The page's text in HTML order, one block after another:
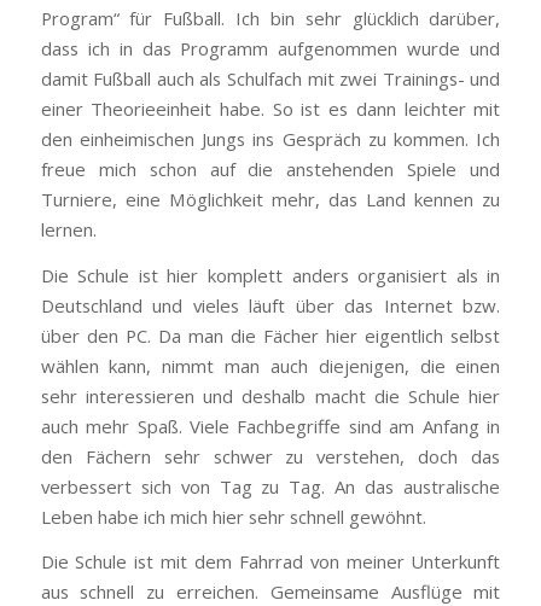
Program“ für Fußball. Ich bin sehr glücklich darüber,
dass ich in das Programm aufgenommen wurde und
damit Fußball auch als Schulfach mit zwei Trainings- und
einer Theorieeinheit habe. So ist es dann leichter mit
den einheimischen Jungs ins Gespräch zu kommen. Ich
freue mich schon auf die anstehenden Spiele und
Turniere, eine Möglichkeit mehr, das Land kennen zu
lernen.
Die Schule ist hier komplett anders organisiert als in
Deutschland und vieles läuft über das Internet bzw.
über den PC. Da man die Fächer hier eigentlich selbst
wählen kann, nimmt man auch diejenigen, die einen
sehr interessieren und deshalb macht die Schule hier
auch mehr Spaß. Viele Fachbegriffe sind am Anfang in
den Fächern sehr schwer zu verstehen, doch das
verbessert sich von Tag zu Tag. An das australische
Leben habe ich mich hier sehr schnell gewöhnt.
Die Schule ist mit dem Fahrrad von meiner Unterkunft
aus schnell zu erreichen. Gemeinsame Ausflüge mit